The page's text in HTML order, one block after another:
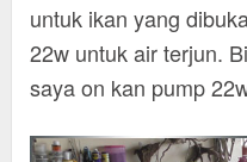
untuk ikan yang
22w untuk air terjun.
saya on kan pump